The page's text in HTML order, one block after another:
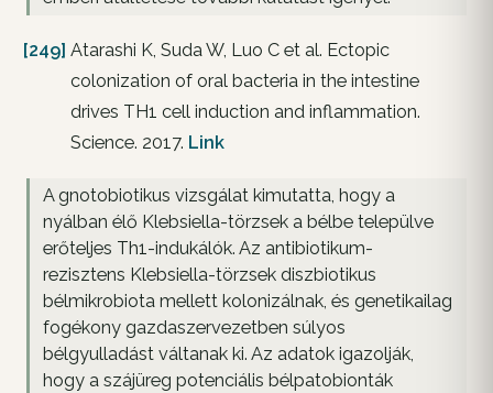
[249] Atarashi K, Suda W, Luo C et al. Ectopic
colonization of oral bacteria in the intestine
drives TH1 cell induction and inflammation.
Science. 2017. Link
A gnotobiotikus vizsgálat kimutatta, hogy a
nyálban élő Klebsiella-törzsek a bélbe települve
erőteljes Th1-indukálók. Az antibiotikum-
rezisztens Klebsiella-törzsek diszbiotikus
bélmikrobiota mellett kolonizálnak, és genetikailag
fogékony gazdaszervezetben súlyos
bélgyulladást váltanak ki. Az adatok igazolják,
hogy a szájüreg potenciális bélpatobionták